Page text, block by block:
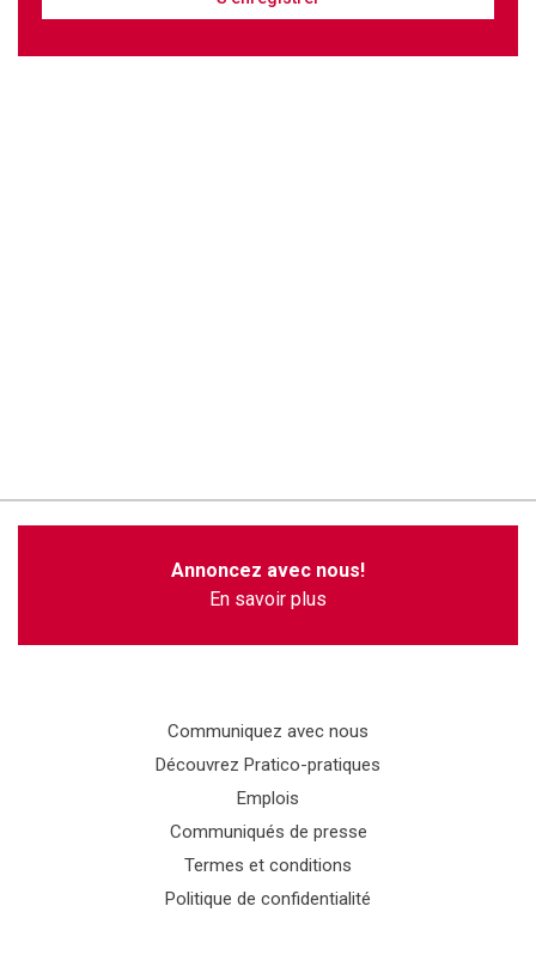
Annoncez avec nous!
En savoir plus
Communiquez avec nous
Découvrez Pratico-pratiques
Emplois
Communiqués de presse
Termes et conditions
Politique de confidentialité